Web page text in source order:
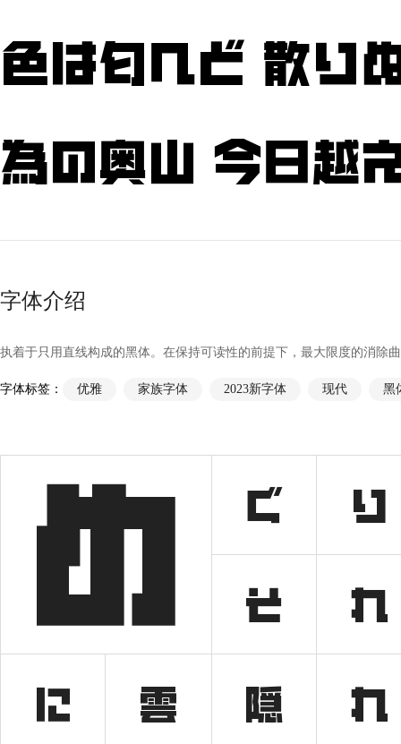
色は匂へど 散り
為の奥山 今日越
字体介绍
执着于只用直线构成的黑体。在保持可读性的前提下，最大限度的消除
字体标签： 优雅 家族字体 2023新字体 现代 黑
め ぐ り
そ れ
に 雲 隠 れ